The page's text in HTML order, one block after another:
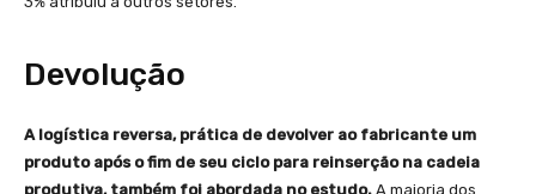
Devolução
A logística reversa, prática de devolver ao fabricante um
produto após o fim de seu ciclo para reinserção na cadeia
produtiva, também foi abordada no estudo. A maioria dos